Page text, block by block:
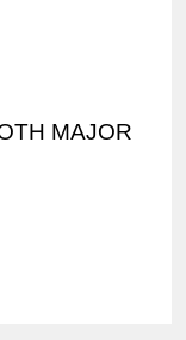
MAJOR